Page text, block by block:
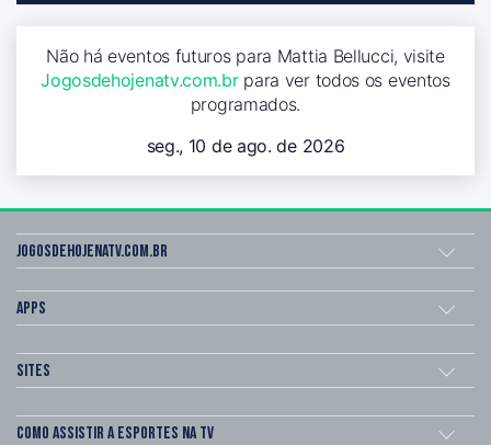
Não há eventos futuros para Mattia Bellucci, visite
Jogosdehojenatv.com.brpara ver todos os eventos
programados.
seg., 10 de ago. de 2026
Jogosdehojenatv.com.br
Apps
Sites
Como assistir a esportes na TV